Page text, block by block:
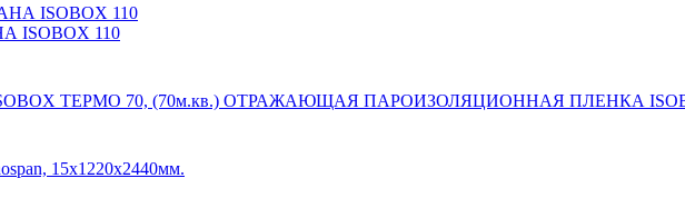
110
ОТРАЖАЮЩАЯ ПАРОИЗОЛЯЦИОННАЯ ПЛЕНКА
15х1220х2440мм.